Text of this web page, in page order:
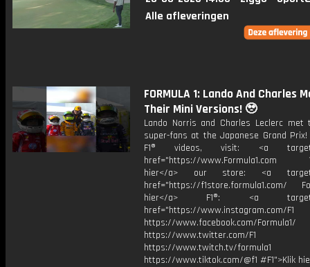
Alle afleveringen
FORMULA 1: Lando And Charles
Their Mini Versions! 🥹
Lando Norris and Charles Leclerc met
super-fans at the Japanese Grand
F1® videos, visit: <a
href="https://www.Formula1.com
hier</a> our store: <a
href="https://f1store.formula1.com/
hier</a> F1®: <a
href="https://www.instagram.com/F1
https://www.facebook.com/Formula1/
https://www.twitter.com/F1
https://www.twitch.tv/formula1
https://www.tiktok.com/@f1 #F1">Klik